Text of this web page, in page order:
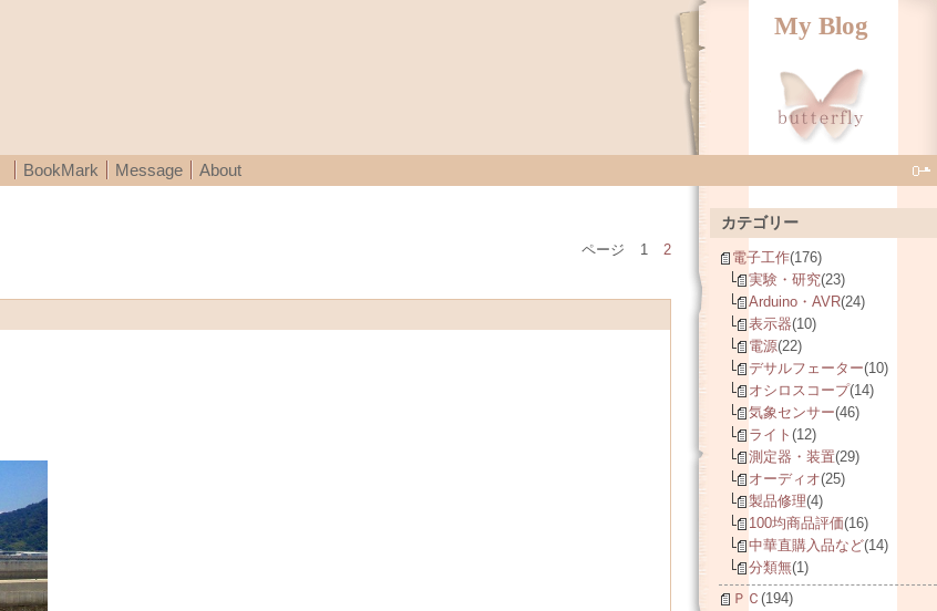
My Blog
BookMark Message About
ページ
1
2
カテゴリー
電子工作(176)
実験・研究(23)
Arduino・AVR(24)
表示器(10)
電源(22)
デサルフェーター(10)
オシロスコープ(14)
気象センサー(46)
ライト (12)
測定器・装置(29)
オーディオ(25)
製品修理(4)
100均商品評価(16)
中華直購入品など(14)
分類無(1)
ＰＣ (194)